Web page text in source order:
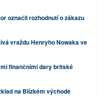
označil rozhodnutí o zákazu
vraždu Henryho Nowaka ve
finančními dary britské
na Blízkém východě